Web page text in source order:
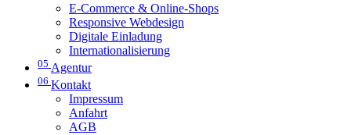
E-Commerce & Online-Shops
Responsive Webdesign
Digitale Einladung
Internationalisierung
05 Agentur
06 Kontakt
Impressum
Anfahrt
AGB